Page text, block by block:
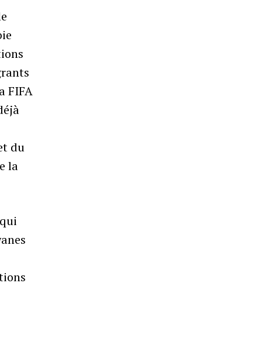
FIFA
du
la
qui